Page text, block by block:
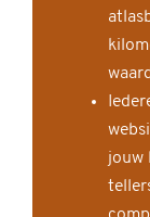
jouw